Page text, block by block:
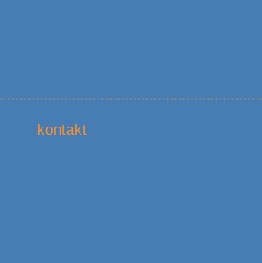
kontakt